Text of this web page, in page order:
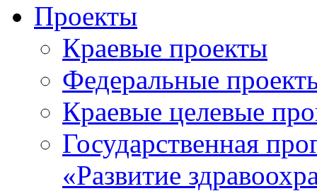
Проекты
Краевые проекты
Федеральные
Краевые целевые
Государственная
«Развитие